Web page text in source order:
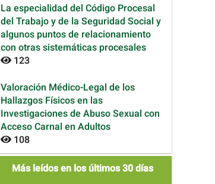
La especialidad del Código Procesal
del Trabajo y de la Seguridad Social y
algunos puntos de relacionamiento
con otras sistemáticas procesales
123
Valoración Médico-Legal de los
Hallazgos Físicos en las
Investigaciones de Abuso Sexual con
Acceso Carnal en Adultos
108
mas_leidos
Más leídos en los últimos 30 días